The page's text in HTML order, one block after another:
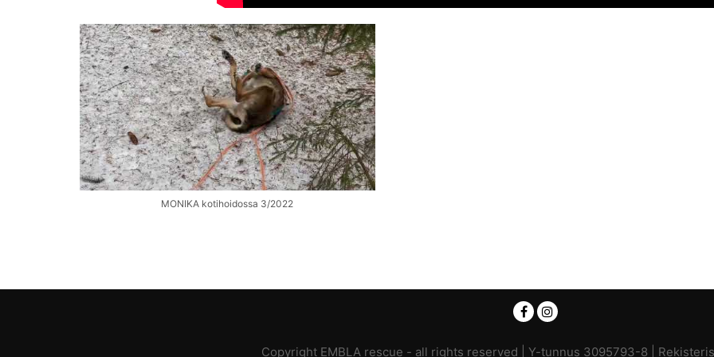
MONIKA kotihoidossa 3/2022
Copyright EMBLA rescue - all rights reserved | Y-tunnus 3095793-8 |